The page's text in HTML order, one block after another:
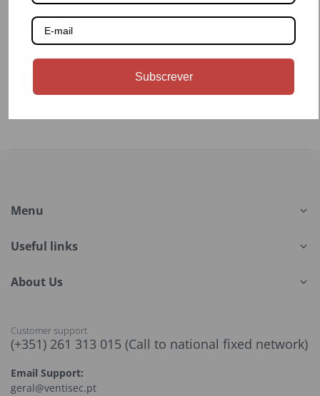
Menu
Useful links
About Us
Customer support
(+351) 261 313 015 (Call to national fixed network)
Email Support:
geral@ventisec.pt
Subscrever